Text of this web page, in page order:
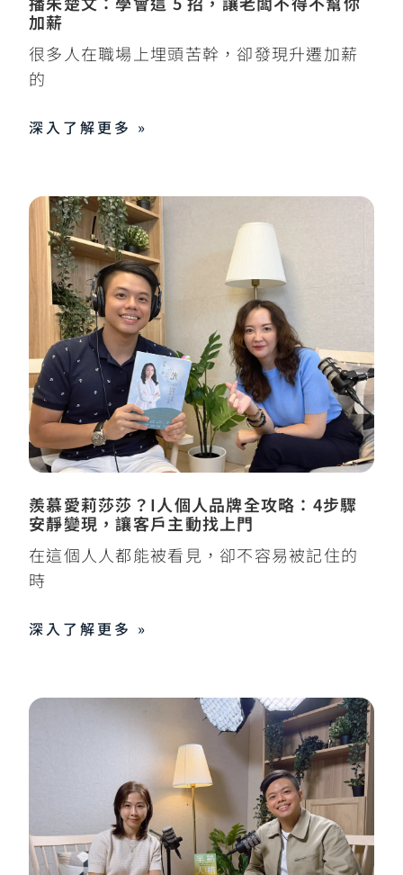
加薪
很多人在職場上埋頭苦幹，卻發現升遷加薪
的
深入了解更多 »
羨慕愛莉莎莎？I人個人品牌全攻略：4步驟
安靜變現，讓客戶主動找上門
在這個人人都能被看見，卻不容易被記住的
時
深入了解更多 »